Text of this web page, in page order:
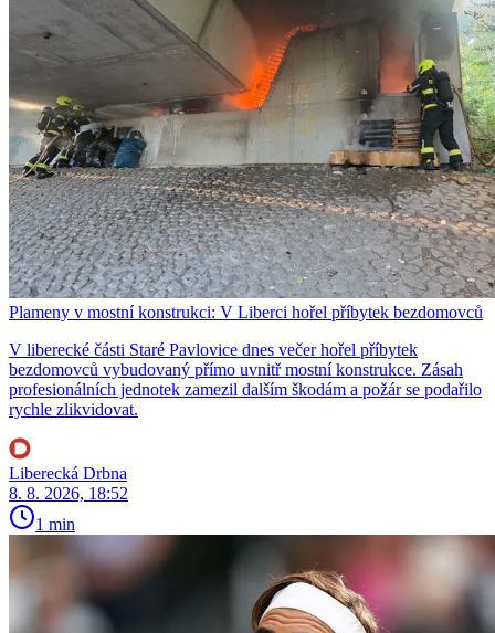
Plameny v mostní konstrukci: V Liberci hořel příbytek bezdomovců
V liberecké části Staré Pavlovice dnes večer hořel příbytek
bezdomovců vybudovaný přímo uvnitř mostní konstrukce. Zásah
profesionálních jednotek zamezil dalším škodám a požár se podařilo
rychle zlikvidovat.
Liberecká Drbna
8. 8. 2026, 18:52
1 min